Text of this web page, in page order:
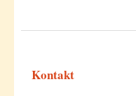
Kontakt